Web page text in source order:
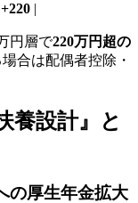
+220 |
円層で220万円超の
合は配偶者控除・
養設計』と
の厚生年金拡大